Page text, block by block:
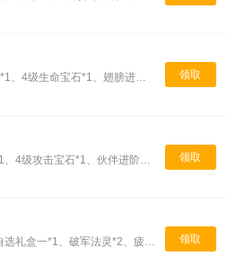
领取
礼包详情：2倍经验丹*1、4级生命宝石*1、翅膀进阶羽*100
领取
礼包详情：疲劳礼盒*1、4级攻击宝石*1、伙伴进阶丹*100
领取
礼包详情：时装武器自选礼盒一*1、破军法灵*2、疲劳礼盒*1、BOSS刷新卡·通用*1